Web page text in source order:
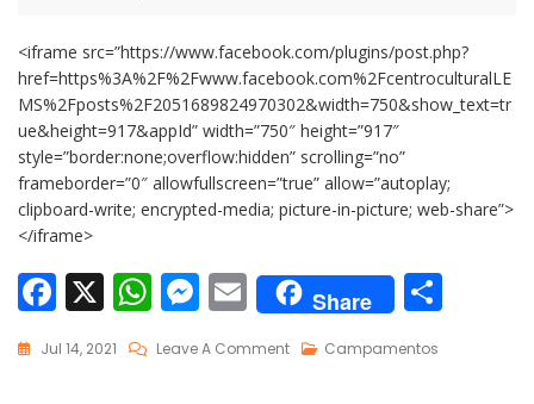
<iframe src=”https://www.facebook.com/plugins/post.php?
href=https%3A%2F%2Fwww.facebook.com%2FcentroculturalLE
MS%2Fposts%2F2051689824970302&width=750&show_text=tr
ue&height=917&appId” width=”750″ height=”917″
style=”border:none;overflow:hidden” scrolling=”no”
frameborder=”0″ allowfullscreen=”true” allow=”autoplay;
clipboard-write; encrypted-media; picture-in-picture; web-share”>
</iframe>
F
ac
e
X W
h
at
M
e
ss
E
m
ai
Share
Jul 14, 2021 Leave A Comment Campamentos